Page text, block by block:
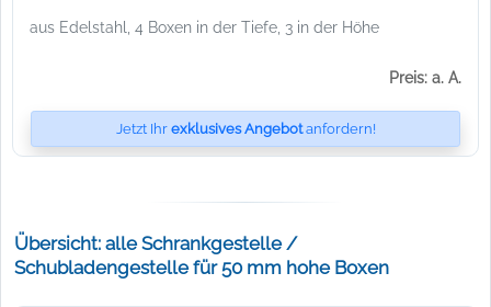
aus Edelstahl, 4 Boxen in der Tiefe, 3 in der Höhe
Preis: a. A.
Jetzt Ihr exklusives Angebotanfordern!
Übersicht: alle Schrankgestelle /
Schubladengestelle für 50 mm hohe Boxen